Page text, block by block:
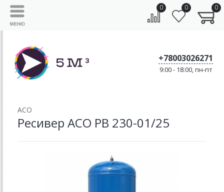
0 0 0
+78003026271
9:00 - 18:00, пн-пт
АСО
Ресивер АСО РВ 230-01/25